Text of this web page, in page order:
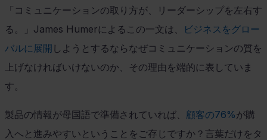
「コミュニケーションの取り方が、リーダーシップを左右す
る。」 James Humerによるこの一文は、
ビジネスをグロー
バルに展開 しようとするならなぜコミュニケーションの質を
上げなければいけないのか、その理由を端的に表していま
す。
製品の情報が母国語で準備されていれば、 顧客の76%が購
入へと進みやすいということをご存じですか？言葉だけをタ